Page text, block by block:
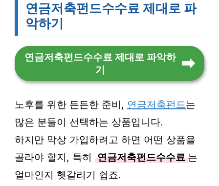
연금저축펀드수수료 제대로 파
악하기
연금저축펀드수수료 제대로 파악하
기
노후를 위한 든든한 준비, 연금저축펀드는
많은 분들이 선택하는 상품입니다.
하지만 막상 가입하려고 하면 어떤 상품을
골라야 할지, 특히 연금저축펀드수수료 는
얼마인지 헷갈리기 쉽죠.